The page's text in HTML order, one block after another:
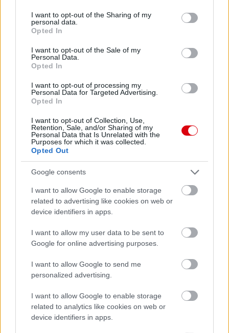
not limited to your visit or usage behaviour. You may click to
grant or deny consent to Google and its third-party tags to
use your data for below specified purposes in below Google
consent section.
I want to opt-out of the Sharing of my
personal data.
Opted In
I want to opt-out of the Sale of my
Personal Data.
Opted In
I want to opt-out of processing my
Personal Data for Targeted Advertising.
Opted In
I want to opt-out of Collection, Use,
Retention, Sale, and/or Sharing of my
Personal Data that Is Unrelated with the
Purposes for which it was collected.
Opted Out
Google consents
I want to allow Google to enable storage
related to advertising like cookies on web or
device identifiers in apps.
I want to allow my user data to be sent to
Google for online advertising purposes.
I want to allow Google to send me
personalized advertising.
I want to allow Google to enable storage
related to analytics like cookies on web or
device identifiers in apps.
Meccs Center
Paris Saint-Germain
Manchester United
Nya Ullevi, Göteborg
2026-08-08 17:00
2 nap 5 óra 24 perc 39 másodperc
Manchester United